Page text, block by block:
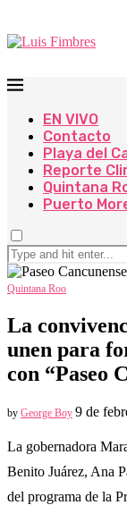
EN VIVO
Contacto
Playa del
Reporte
Quintana
Puerto
Quintana Roo
La
unen para
con “Paseo
by George Boy 9 de
La gobernadora
Benito Juárez, Ana
del programa de la